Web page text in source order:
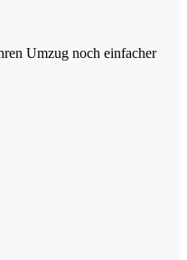
Umzug noch einfacher